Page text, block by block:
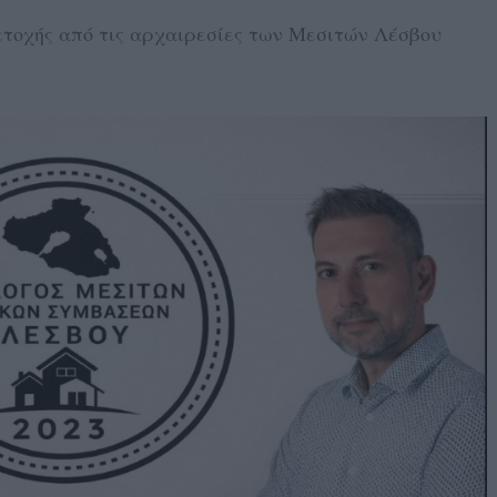
από τις αρχαιρεσίες των Μεσιτών Λέσβου